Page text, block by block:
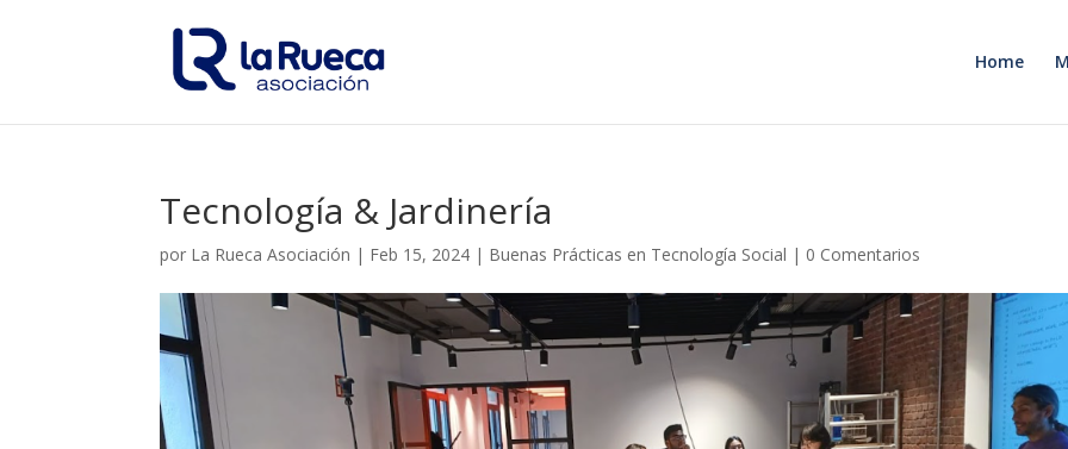
Home
Tecnología & Jardinería
por La Rueca Asociación | Feb 15, 2024 | Buenas Prácticas en Tecnología Social | 0 Comentarios